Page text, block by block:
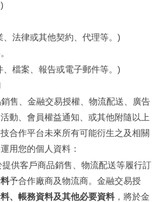
)
法律或其他契約、代理等。 )
檔案、報告或電子郵件等。 )
售、金融交易授權、物流配送、廣告
動、 會員權益通知、或其他附隨以上
合作平台未來所有可能衍生之及相關
用您的個人資料：
供客戶商品銷售、物流配送等履行訂
予合作廠商及物流商。金融交易授
、帳務資料及其他必要資料 ，將於金